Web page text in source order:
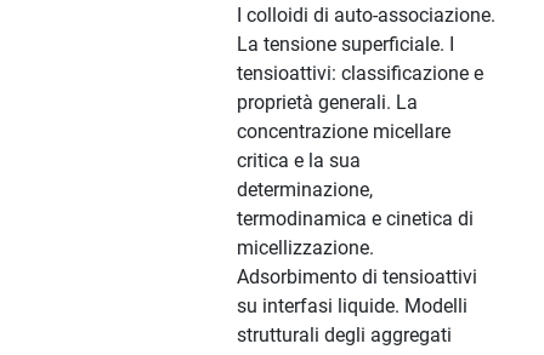
I colloidi di auto-associazione.
La tensione superficiale. I
tensioattivi: classificazione e
proprietà generali. La
concentrazione micellare
critica e la sua
determinazione,
termodinamica e cinetica di
micellizzazione.
Adsorbimento di tensioattivi
su interfasi liquide. Modelli
strutturali degli aggregati